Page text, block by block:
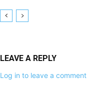
LEAVE A REPLY
Log in to leave a comment